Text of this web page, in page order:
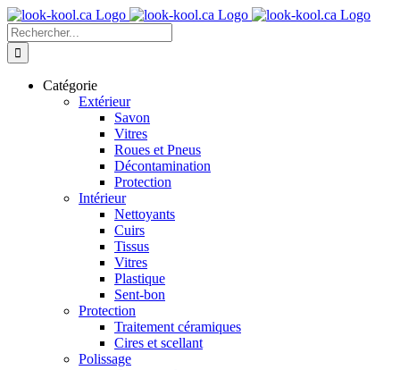
Skip
to
content
Recherche
sur
le
Catégorie
Extérieur
Savon
Vitres
Roues et Pneus
Décontamination
Protection
Intérieur
Nettoyants
Cuirs
Tissus
Vitres
Plastique
Sent-bon
Protection
Traitement céramiques
Cires et scellant
Polissage